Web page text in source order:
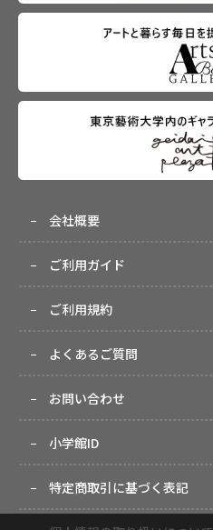
会社概要
ご利用ガイド
ご利用規約
よくあるご質問
お問い合わせ
小学館ID
特定商取引に基づく表記